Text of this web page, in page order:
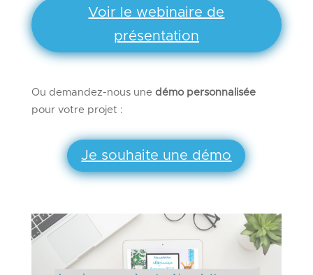
Voir le webinaire de
présentation
Ou demandez-nous une démo personnalisée
pour votre projet :
Je souhaite une démo